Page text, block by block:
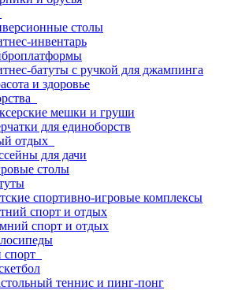
столы
инвентарь
батуты с ручкой для джампинга
и здоровье
мешки и груши
для единоборств
отдых
для дачи
столы
спортивно-игровые комплексы
спорт и отдых
спорт и отдых
спорт
теннис и пинг-понг